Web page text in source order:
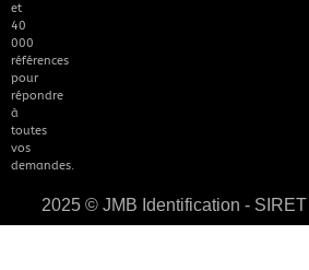
et
40
000
références
pour
répondre
à
toutes
vos
demandes.
2025 © JMB Identification -